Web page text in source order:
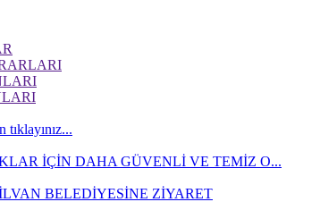
İÇİN DAHA GÜVENLİ VE TEMİZ O...
BELEDİYESİNE ZİYARET